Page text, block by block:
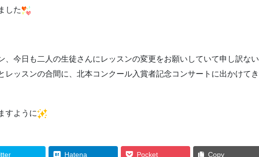
した
、今日も二人の生徒さんにレッスンの変更をお願いしていて申し訳ない
レッスンの合間に、北本コンクール入賞者記念コンサートに出かけてき
すように
Hatena Pocket Copy